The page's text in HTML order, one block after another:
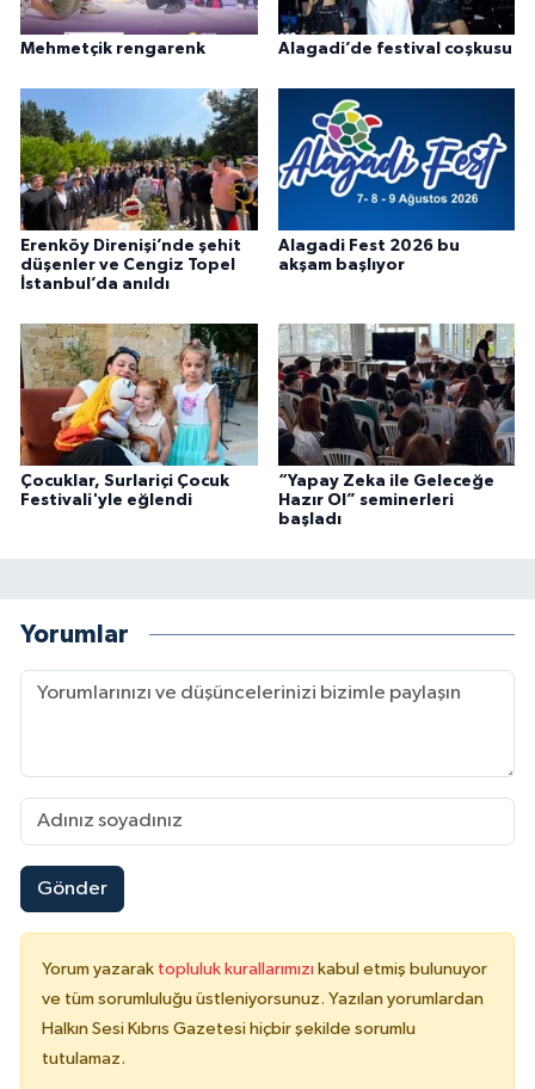
Mehmetçik rengarenk Alagadi’de festival coşkusu
Erenköy Direnişi’nde şehit
düşenler ve Cengiz Topel
İstanbul’da anıldı
Alagadi Fest 2026 bu
akşam başlıyor
Çocuklar, Surlariçi Çocuk
Festivali'yle eğlendi
“Yapay Zeka ile Geleceğe
Hazır Ol” seminerleri
başladı
Yorumlar
Gönder
Yorum yazarak topluluk kurallarımızı kabul etmiş bulunuyor
ve tüm sorumluluğu üstleniyorsunuz. Yazılan yorumlardan
Halkın Sesi Kıbrıs Gazetesi hiçbir şekilde sorumlu
tutulamaz.